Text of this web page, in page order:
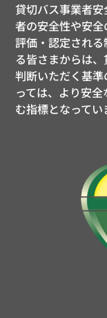
貸切バス事業者
者の安全性や安
評価・認定され
る皆さまからは
判断いただく基
っては、より安
む指標となってい